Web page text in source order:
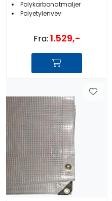
Polykarbonatmaljer
Polyetylenvev
Fra: 1.529,-